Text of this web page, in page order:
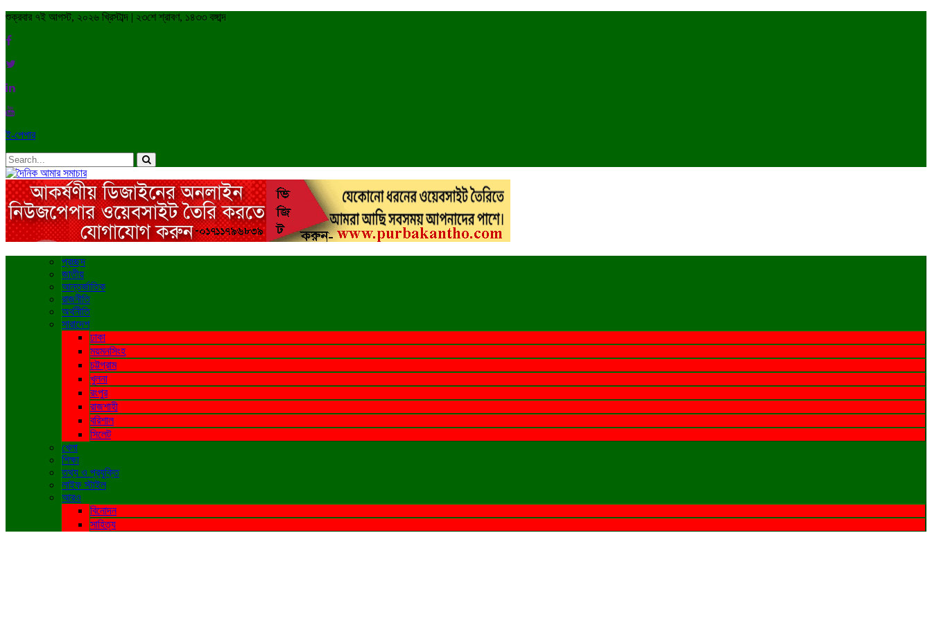
শুক্রবার ৭ই আগস্ট, ২০২৬ খ্রিস্টাব্দ | ২৩শে শ্রাবণ, ১৪৩৩ বঙ্গাব্দ
ই-পেপার
প্রচ্ছদ
জাতীয়
আন্তর্জাতিক
রাজনীতি
অর্থনীতি
সারাদেশ
ঢাকা
ময়মনসিংহ
চট্টগ্রাম
খুলনা
রংপুর
রাজশাহী
বরিশাল
সিলেট
খেলা
শিক্ষা
তথ্য ও প্রযুক্তি
লাইফ স্টাইল
আরও
বিনোদন
সাহিত্য